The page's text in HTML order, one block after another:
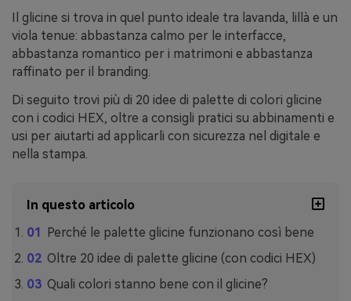
Il glicine si trova in quel punto ideale tra lavanda, lillà e un
viola tenue: abbastanza calmo per le interfacce,
abbastanza romantico per i matrimoni e abbastanza
raffinato per il branding.
Di seguito trovi più di 20 idee di palette di colori glicine
con i codici HEX, oltre a consigli pratici su abbinamenti e
usi per aiutarti ad applicarli con sicurezza nel digitale e
nella stampa.
In questo articolo
Perché le palette glicine funzionano così bene
Oltre 20 idee di palette glicine (con codici HEX)
Quali colori stanno bene con il glicine?